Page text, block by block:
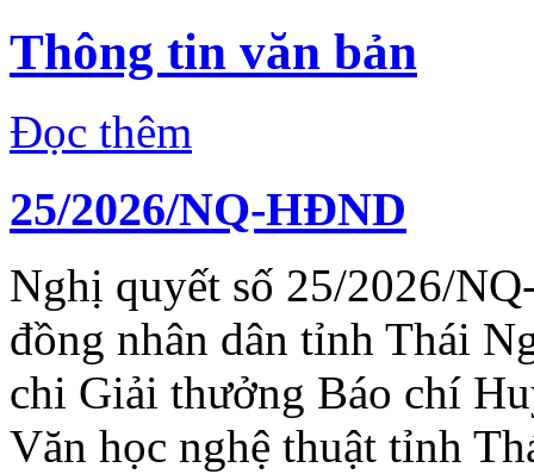
Thông tin văn bản
Đọc thêm
25/2026/NQ-HĐND
Nghị quyết số 25/2026/
đồng nhân dân tỉnh Thái
chi Giải thưởng Báo chí
Văn học nghệ thuật tỉnh